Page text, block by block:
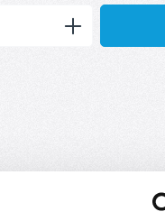
Gib den